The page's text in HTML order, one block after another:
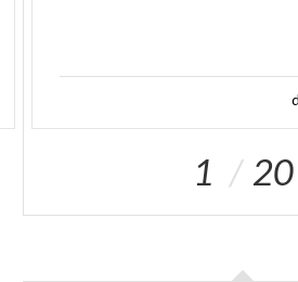
1 20